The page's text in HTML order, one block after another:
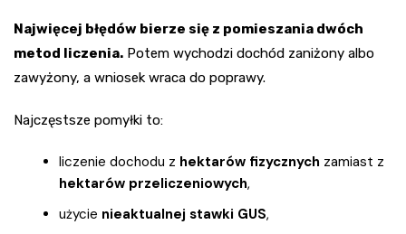
Najwięcej błędów bierze się z pomieszania dwóch
metod liczenia. Potem wychodzi dochód zaniżony albo
zawyżony, a wniosek wraca do poprawy.
Najczęstsze pomyłki to:
liczenie dochodu z hektarów fizycznych zamiast z
hektarów przeliczeniowych,
użycie nieaktualnej stawki GUS,